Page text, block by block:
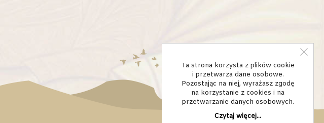
Ta strona korzysta z plików cookie
i przetwarza dane osobowe.
Pozostając na niej, wyrażasz zgodę
na korzystanie z cookies i na
przetwarzanie danych osobowych.
Czytaj więcej...